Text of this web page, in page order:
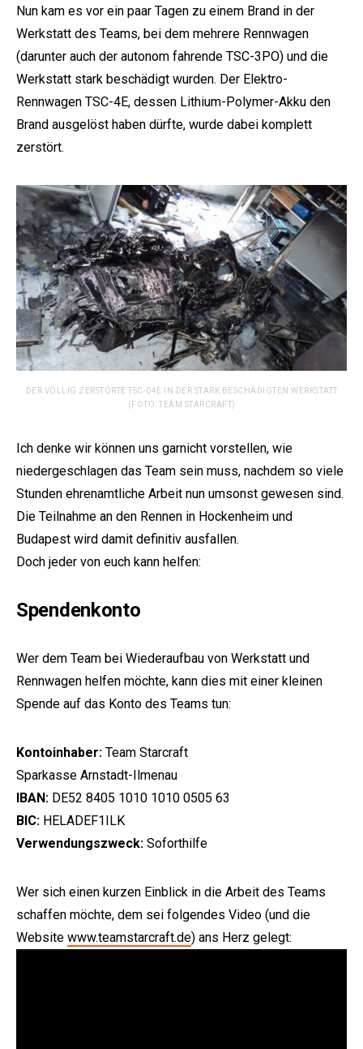
Nun kam es vor ein paar Tagen zu einem Brand in der
Werkstatt des Teams, bei dem mehrere Rennwagen
(darunter auch der autonom fahrende TSC-3PO) und die
Werkstatt stark beschädigt wurden. Der Elektro-
Rennwagen TSC-4E, dessen Lithium-Polymer-Akku den
Brand ausgelöst haben dürfte, wurde dabei komplett
zerstört.
DER VÖLLIG ZERSTÖRTE TSC-04E IN DER STARK BESCHÄDIGTEN WERKSTATT
(FOTO: TEAM STARCRAFT)
Ich denke wir können uns garnicht vorstellen, wie
niedergeschlagen das Team sein muss, nachdem so viele
Stunden ehrenamtliche Arbeit nun umsonst gewesen sind.
Die Teilnahme an den Rennen in Hockenheim und
Budapest wird damit definitiv ausfallen.
Doch jeder von euch kann helfen:
Spendenkonto
Wer dem Team bei Wiederaufbau von Werkstatt und
Rennwagen helfen möchte, kann dies mit einer kleinen
Spende auf das Konto des Teams tun:
Kontoinhaber: Team Starcraft
Sparkasse Arnstadt-Ilmenau
IBAN: DE52 8405 1010 1010 0505 63
BIC: HELADEF1ILK
Verwendungszweck: Soforthilfe
Wer sich einen kurzen Einblick in die Arbeit des Teams
schaffen möchte, dem sei folgendes Video (und die
Website www.teamstarcraft.de) ans Herz gelegt: